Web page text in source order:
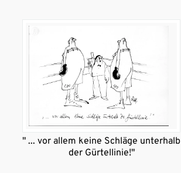
" ... vor allem keine Schläge unterhalb
der Gürtellinie!"